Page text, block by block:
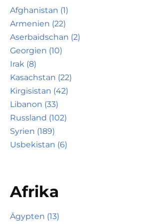
Afghanistan (1)
Armenien (22)
Aserbaidschan (2)
Georgien (10)
Irak (8)
Kasachstan (22)
Kirgisistan (42)
Libanon (33)
Russland (102)
Syrien (189)
Usbekistan (6)
Afrika
Ägypten (13)